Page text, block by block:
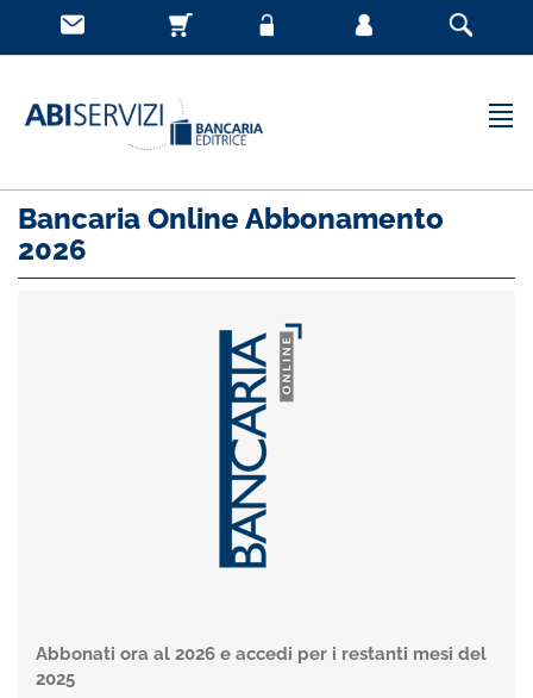
Bancaria Online Abbonamento
2026
Abbonati ora al 2026 e accedi per i restanti mesi del
2025